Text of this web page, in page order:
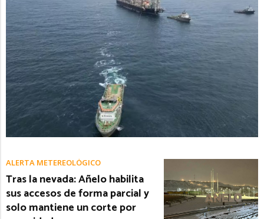
ALERTA METEREOLÓGICO
Tras la nevada: Añelo habilita
sus accesos de forma parcial y
solo mantiene un corte por